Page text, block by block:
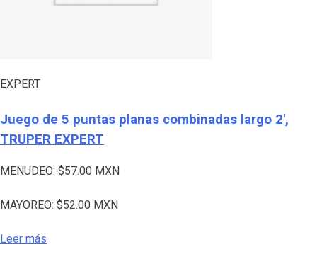
EXPERT
Juego de 5 puntas planas combinadas largo 2′,
TRUPER EXPERT
MENUDEO: $57.00 MXN
MAYOREO: $52.00 MXN
Leer más